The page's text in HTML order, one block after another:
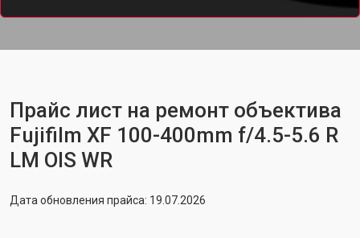
Прайс лист на ремонт объектива
Fujifilm XF 100-400mm f/4.5-5.6 R
LM OIS WR
Дата обновления прайса: 19.07.2026